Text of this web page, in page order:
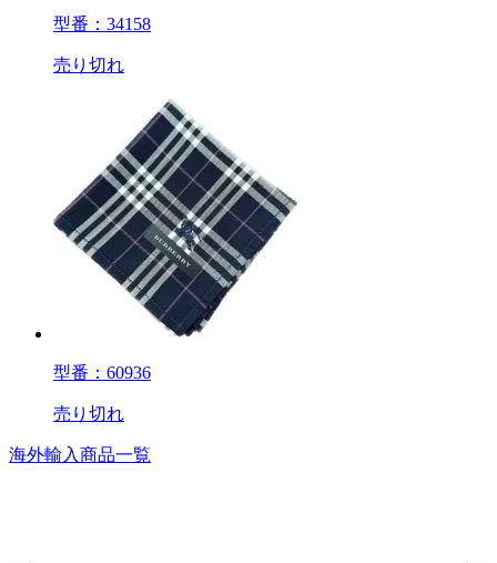
型番：34158
売り切れ
型番：60936
売り切れ
海外輸入商品一覧